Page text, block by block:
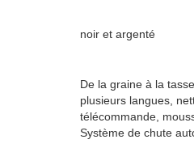
noir et argenté
De la graine à la
plusieurs langues,
télécommande,
Système de chute